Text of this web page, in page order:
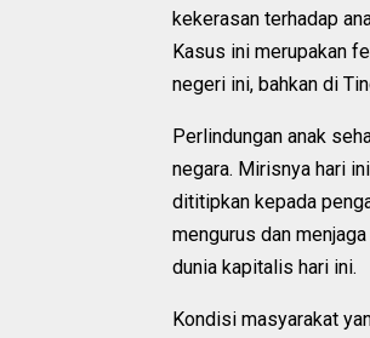
kekerasan terhadap
Kasus ini merupakan
negeri ini, bahkan di
Perlindungan anak
negara. Mirisnya hari
dititipkan kepada
mengurus dan
dunia kapitalis hari ini.
Kondisi masyarakat